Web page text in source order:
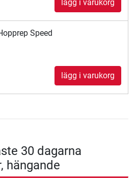
lägg i varukorg
Speed
lägg i varukorg
30 dagarna
hängande